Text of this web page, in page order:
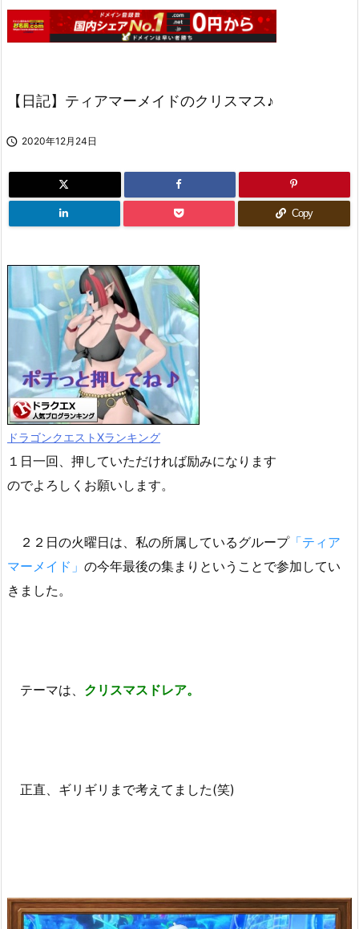
【日記】ティアマーメイドのクリスマス♪
 2020年12月24日
Copy
ドラゴンクエストXランキング
１日一回、押していただければ励みになります
のでよろしくお願いします。
２２日の火曜日は、私の所属しているグループ「ティア
マーメイド」 の今年最後の集まりということで参加してい
きました。
テーマは、 クリスマスドレア。
正直、ギリギリまで考えてました(笑)